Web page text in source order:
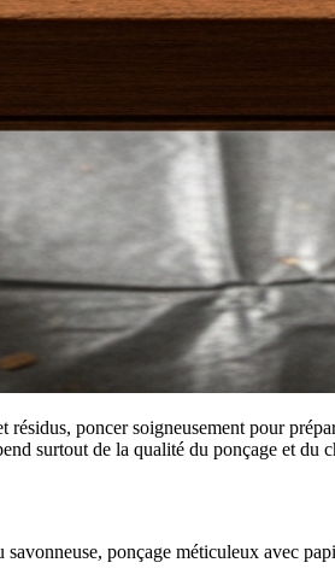
résidus, poncer soigneusement pour
surtout de la qualité du ponçage et du
savonneuse, ponçage méticuleux avec